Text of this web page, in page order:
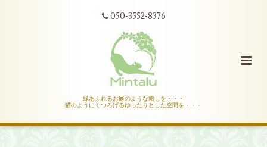
050-3552-8376
緑あふれるお庭のような癒しを・・・
猫のようにくつろげるゆったりとした空間を・・・